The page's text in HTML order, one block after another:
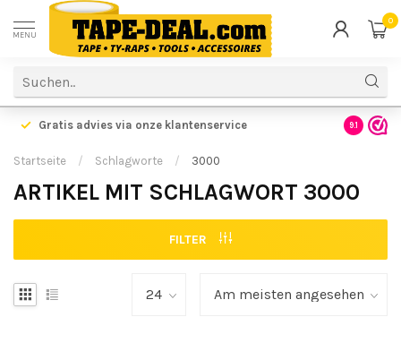
MENU
0
Gratis advies via onze klantenservice 9.1
Startseite / Schlagworte / 3000
ARTIKEL MIT SCHLAGWORT 3000
FILTER